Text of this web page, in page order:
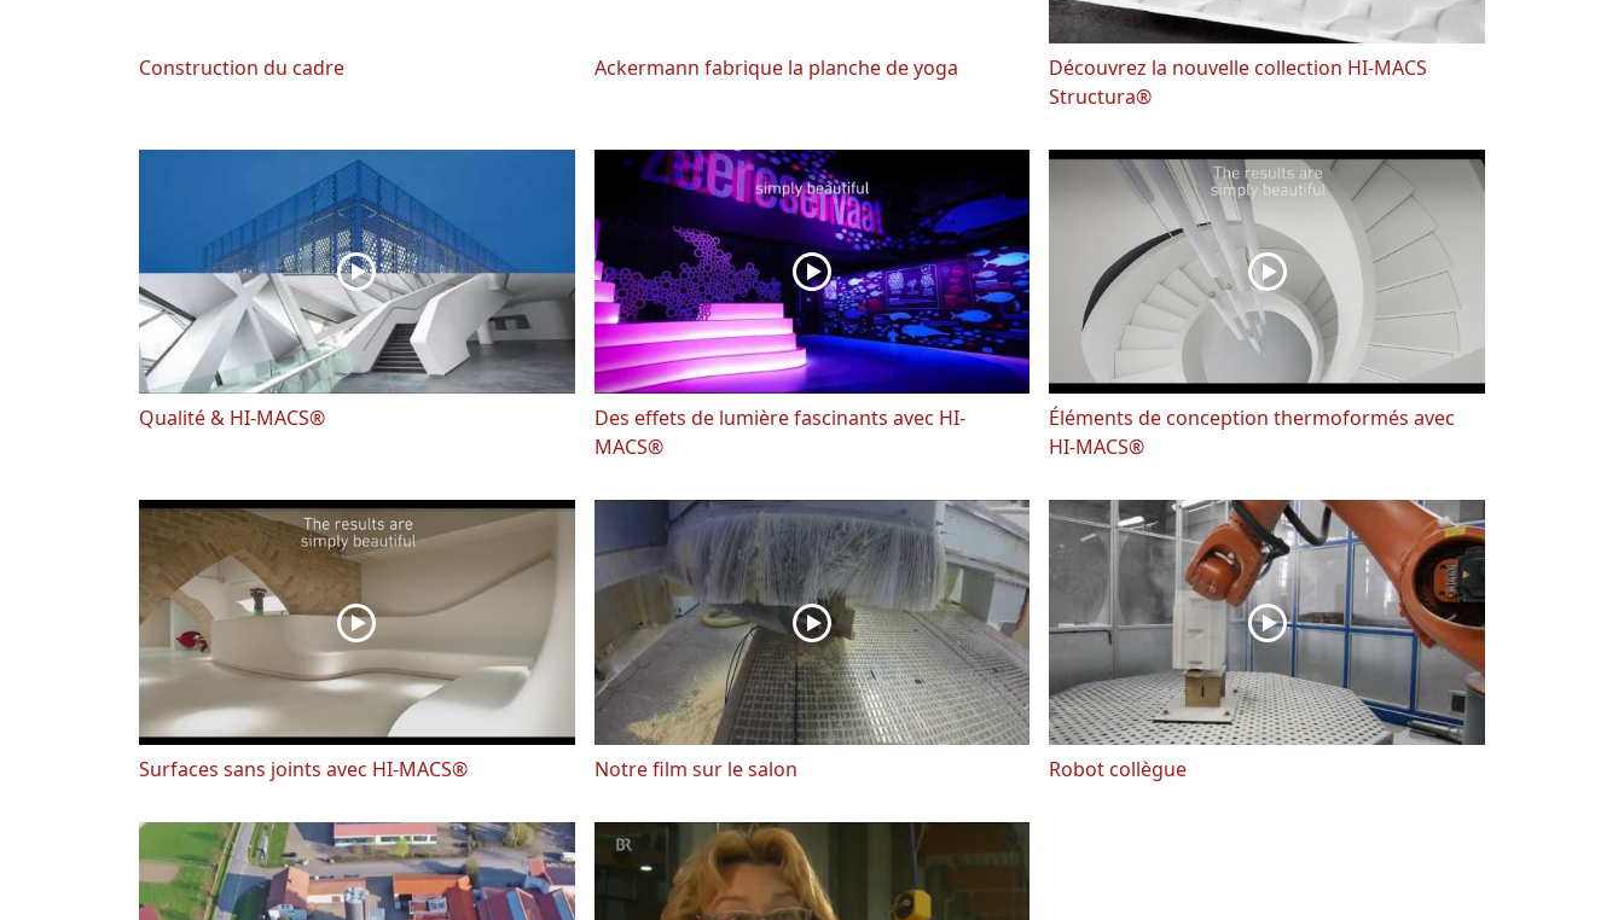
Construction du cadre Ackermann fabrique la planche de yoga
Découvrez la nouvelle collection HI-MACS
Structura®
Qualité & HI-MACS®
Des effets de lumière fascinants avec HI-
MACS®
Éléments de conception thermoformés avec
HI-MACS®
Surfaces sans joints avec HI-MACS® Notre film sur le salon Robot collègue